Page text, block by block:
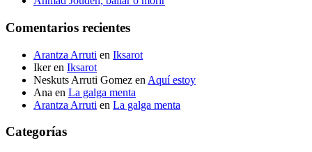
Comentarios recientes
Arantza Arruti en Iksarot
Ikeren Iksarot
Neskuts Arruti Gomez en Aquí estoy
Ana en La galga menta
Arantza Arruti en La galga menta
Categorías